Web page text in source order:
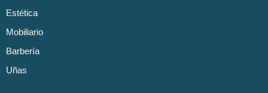
Estética
Mobiliario
Barbería
Uñas